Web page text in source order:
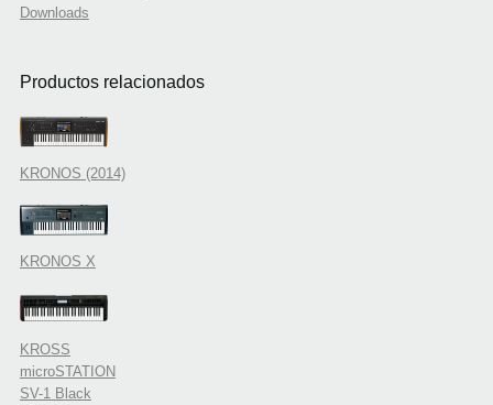
Downloads
Productos relacionados
KRONOS (2014)
KRONOS X
KROSS
microSTATION
SV-1 Black